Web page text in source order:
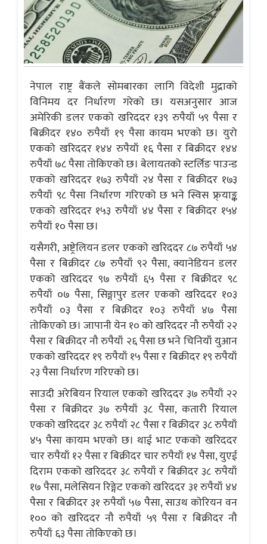
नेपाल राष्ट्र बैंकले सोमबारका लागि विदेशी मुद्राको
विनिमय दर निर्धारण गरेको छ। यसअनुसार आज
अमेरिकी डलर एकको खरिददर १३९ रुपैयाँ ५९ पैसा र
बिक्रीदर १४० रुपैयाँ १९ पैसा कायम भएको छ। युरो
एकको खरिददर १४४ रुपैयाँ १६ पैसा र बिक्रीदर १४४
रुपैयाँ ७८ पैसा तोकिएको छ। बेलायतको स्टर्लिङ पाउन्ड
एकको खरिददर १७३ रुपैयाँ २४ पैसा र बिक्रीदर १७३
रुपैयाँ ९८ पैसा निर्धारण गरिएको छ भने स्विस फ्र्याङ्क
एकको खरिददर १५३ रुपैयाँ ४४ पैसा र बिक्रीदर १५४
रुपैयाँ १० पैसा छ।
यसैगरी, अष्ट्रेलियन डलर एकको खरिददर ८७ रुपैयाँ ५४
पैसा र बिक्रीदर ८७ रुपैयाँ ९२ पैसा, क्यानेडियन डलर
एकको खरिददर ९७ रुपैयाँ ६५ पैसा र बिक्रीदर ९८
रुपैयाँ ०७ पैसा, सिङ्गापुर डलर एकको खरिददर १०३
रुपैयाँ ०३ पैसा र बिक्रीदर १०३ रुपैयाँ ४७ पैसा
तोकिएको छ। जापानी येन १० को खरिददर नौ रुपैयाँ २२
पैसा र बिक्रीदर नौ रुपैयाँ २६ पैसा छ भने चिनियाँ युआन
एकको खरिददर १९ रुपैयाँ १५ पैसा र बिक्रीदर १९ रुपैयाँ
२३ पैसा निर्धारण गरिएको छ।
साउदी अरेबियन रियाल एकको खरिददर ३७ रुपैयाँ २२
पैसा र बिक्रीदर ३७ रुपैयाँ ३८ पैसा, कतारी रियाल
एकको खरिददर ३८ रुपैयाँ २८ पैसा र बिक्रीदर ३८ रुपैयाँ
४५ पैसा कायम भएको छ। थाई भाट एकको खरिददर
चार रुपैयाँ १२ पैसा र बिक्रीदर चार रुपैयाँ १४ पैसा, युएई
दिराम एकको खरिददर ३८ रुपैयाँ र बिक्रीदर ३८ रुपैयाँ
१७ पैसा, मलेसियन रिङ्गेट एकको खरिददर ३१ रुपैयाँ ४४
पैसा र बिक्रीदर ३१ रुपैयाँ ५७ पैसा, साउथ कोरियन वन
१०० को खरिददर नौ रुपैयाँ ५९ पैसा र बिक्रीदर नौ
रुपैयाँ ६३ पैसा तोकिएको छ।